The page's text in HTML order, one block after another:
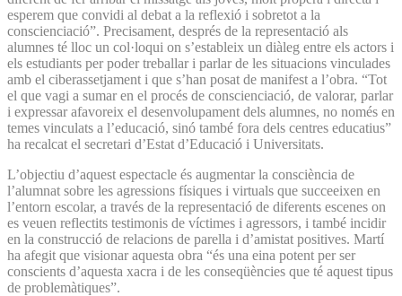
esperem que convidi al debat a la reflexió i sobretot a la
conscienciació”. Precisament, després de la representació als
alumnes té lloc un col·loqui on s’estableix un diàleg entre els actors i
els estudiants per poder treballar i parlar de les situacions vinculades
amb el ciberassetjament i que s’han posat de manifest a l’obra. “Tot
el que vagi a sumar en el procés de conscienciació, de valorar, parlar
i expressar afavoreix el desenvolupament dels alumnes, no només en
temes vinculats a l’educació, sinó també fora dels centres educatius”
ha recalcat el secretari d’Estat d’Educació i Universitats.
L’objectiu d’aquest espectacle és augmentar la consciència de
l’alumnat sobre les agressions físiques i virtuals que succeeixen en
l’entorn escolar, a través de la representació de diferents escenes on
es veuen reflectits testimonis de víctimes i agressors, i també incidir
en la construcció de relacions de parella i d’amistat positives. Martí
ha afegit que visionar aquesta obra “és una eina potent per ser
conscients d’aquesta xacra i de les conseqüències que té aquest tipus
de problemàtiques”.